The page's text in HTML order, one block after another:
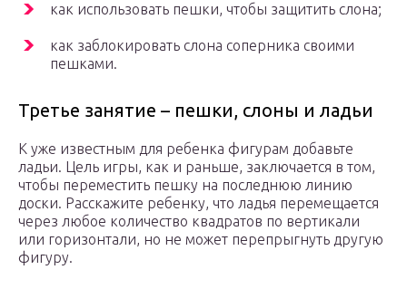
как использовать пешки, чтобы защитить слона;
как заблокировать слона соперника своими
пешками.
Третье занятие – пешки, слоны и ладьи
К уже известным для ребенка фигурам добавьте
ладьи. Цель игры, как и раньше, заключается в том,
чтобы переместить пешку на последнюю линию
доски. Расскажите ребенку, что ладья перемещается
через любое количество квадратов по вертикали
или горизонтали, но не может перепрыгнуть другую
фигуру.